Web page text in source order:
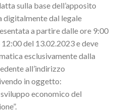
sulla base dell’apposito
dal legale
a partire dalle ore 9:00
del 13.02.2023 e deve
esclusivamente dalla
all’indirizzo
in oggetto:
economico del